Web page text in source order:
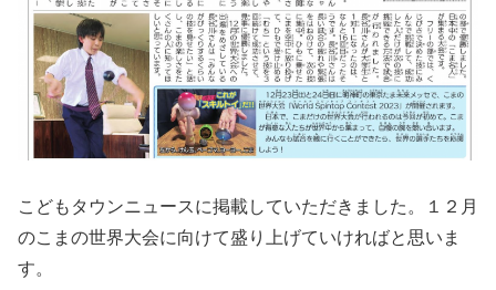
こどもタウンニュースに掲載していただきました。１２月
のこまの世界大会に向けて盛り上げていければと思いま
す。